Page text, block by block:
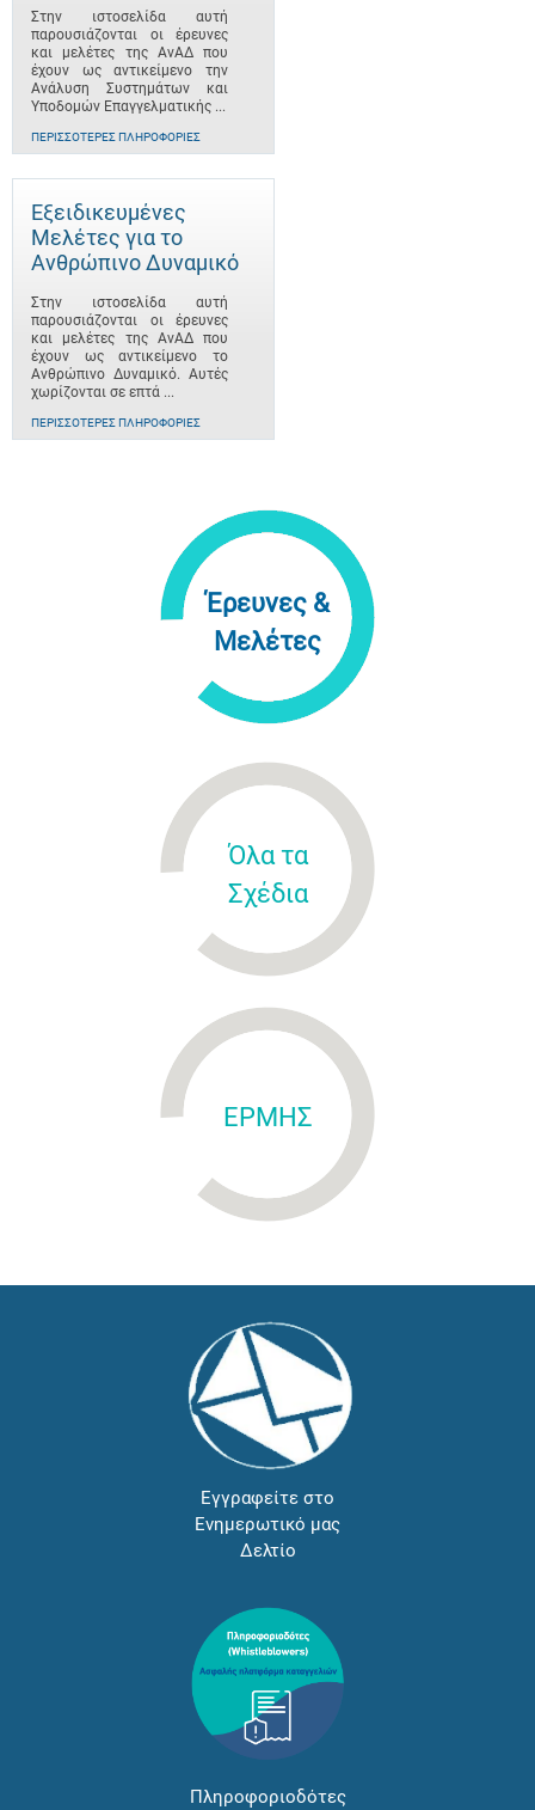
Στην ιστοσελίδα αυτή
παρουσιάζονται οι έρευνες
και μελέτες της ΑνΑΔ που
έχουν ως αντικείμενο την
Ανάλυση Συστημάτων και
Υποδομών Επαγγελματικής ...
ΠΕΡΙΣΣΌΤΕΡΕΣ ΠΛΗΡΟΦΟΡΊΕΣ
Εξειδικευμένες
Μελέτες για το
Ανθρώπινο Δυναμικό
Στην ιστοσελίδα αυτή
παρουσιάζονται οι έρευνες
και μελέτες της ΑνΑΔ που
έχουν ως αντικείμενο το
Ανθρώπινο Δυναμικό. Αυτές
χωρίζονται σε επτά ...
ΠΕΡΙΣΣΌΤΕΡΕΣ ΠΛΗΡΟΦΟΡΊΕΣ
Έρευνες &
Μελέτες
Όλα τα
Σχέδια
ΕΡΜΗΣ
Εγγραφείτε στο
Ενημερωτικό μας
Δελτίο
Πληροφοριοδότες